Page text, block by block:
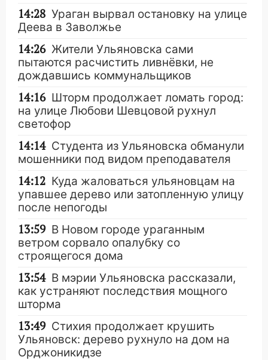
14:28 Ураган вырвал остановку на улице
Деева в Заволжье
14:26 Жители Ульяновска сами
пытаются расчистить ливнёвки, не
дождавшись коммунальщиков
14:16 Шторм продолжает ломать город:
на улице Любови Шевцовой рухнул
светофор
14:14 Студента из Ульяновска обманули
мошенники под видом преподавателя
14:12 Куда жаловаться ульяновцам на
упавшее дерево или затопленную улицу
после непогоды
13:59 В Новом городе ураганным
ветром сорвало опалубку со
строящегося дома
13:54 В мэрии Ульяновска рассказали,
как устраняют последствия мощного
шторма
13:49 Стихия продолжает крушить
Ульяновск: дерево рухнуло на дом на
Орджоникидзе